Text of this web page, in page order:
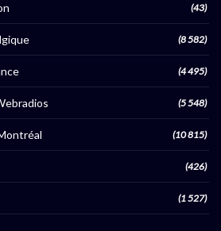
(43)
(8 582)
(4 495)
(5 548)
(10 815)
(426)
(1 527)